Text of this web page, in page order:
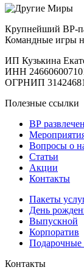
Крупнейший ВР-
Командные игры
ИП Кузькина
ИНН
ОГРНИП
Полезные ссылки
ВР
Вопросы о
Статьи
Акции
Контакты
Пакеты
День
Выпускной
Корпоратив
Подарочные
Контакты